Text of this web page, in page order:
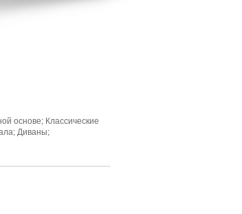
основе; Классические
Диваны;